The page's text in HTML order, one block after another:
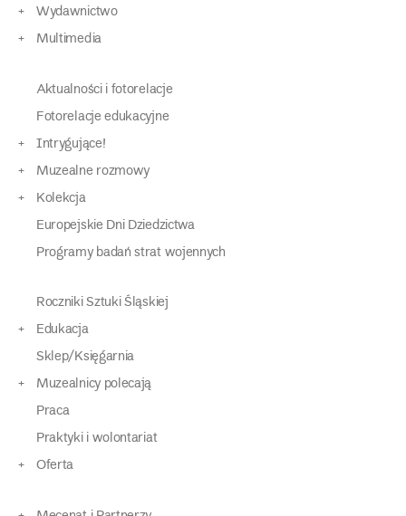
Wydawnictwo
Multimedia
Aktualności i fotorelacje
Fotorelacje edukacyjne
Intrygujące!
Muzealne rozmowy
Kolekcja
Europejskie Dni Dziedzictwa
Programy badań strat wojennych
Roczniki Sztuki Śląskiej
Edukacja
Sklep/Księgarnia
Muzealnicy polecają
Praca
Praktyki i wolontariat
Oferta